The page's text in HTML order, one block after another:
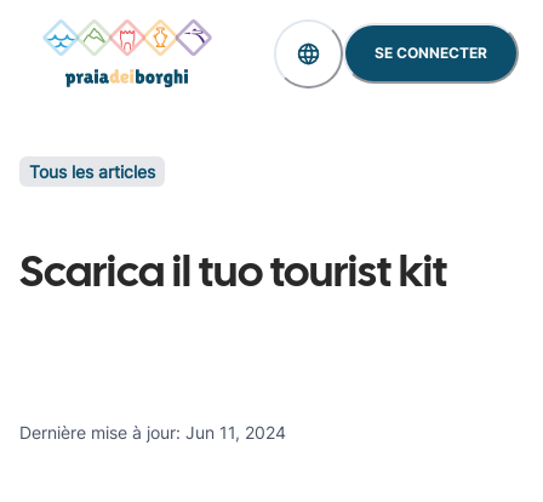
SE CONNECTER
Tous les articles
Scarica il tuo tourist kit
Dernière mise à jour: Jun 11, 2024